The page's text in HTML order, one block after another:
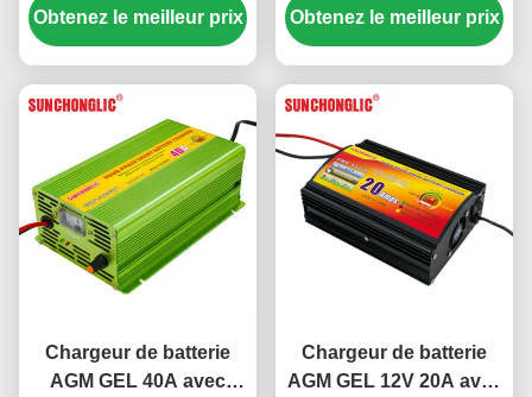
et compensation de
température pour les
Obtenez le meilleur prix
et sortie 12V 30A pour
batteries au plomb
Obtenez le meilleur prix
Chargeur de batterie
AGM GEL 40A avec
Chargeur de batterie
AGM GEL 12V 20A avec